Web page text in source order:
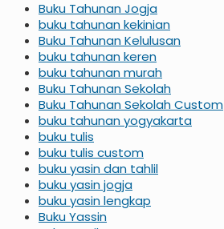
Buku Tahunan Jogja
buku tahunan kekinian
Buku Tahunan Kelulusan
buku tahunan keren
buku tahunan murah
Buku Tahunan Sekolah
Buku Tahunan Sekolah Custom
buku tahunan yogyakarta
buku tulis
buku tulis custom
buku yasin dan tahlil
buku yasin jogja
buku yasin lengkap
Buku Yassin